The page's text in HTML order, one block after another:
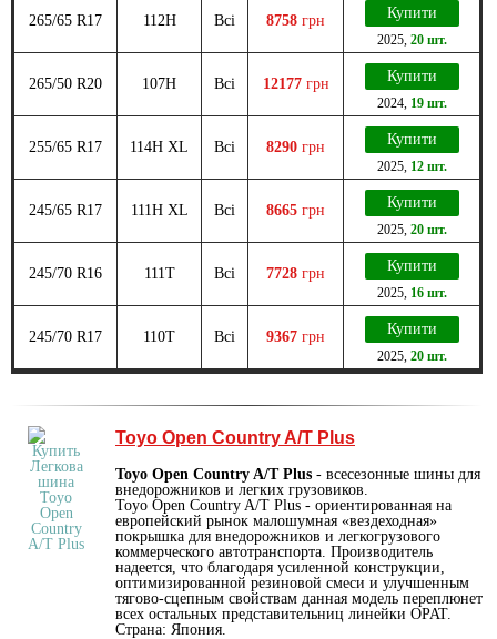
265/65 R17 112H Всі 8758 грн Купити
2025, 20 шт.
265/50 R20 107H Всі 12177 грн Купити
2024, 19 шт.
255/65 R17 114H XL Всі 8290 грн Купити
2025, 12 шт.
245/65 R17 111H XL Всі 8665 грн Купити
2025, 20 шт.
245/70 R16 111T Всі 7728 грн Купити
2025, 16 шт.
245/70 R17 110T Всі 9367 грн Купити
2025, 20 шт.
Toyo Open Country A/T Plus
Toyo Open Country A/T Plus - всесезонные шины для
внедорожников и легких грузовиков.
Toyo Open Country A/T Plus - ориентированная на
европейский рынок малошумная «вездеходная»
покрышка для внедорожников и легкогрузового
коммерческого автотранспорта. Производитель
надеется, что благодаря усиленной конструкции,
оптимизированной резиновой смеси и улучшенным
тягово-сцепным свойствам данная модель переплюнет
всех остальных представительниц линейки OPAT.
Страна: Япония.